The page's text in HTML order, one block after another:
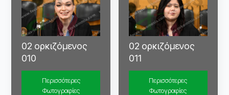
02 ορκιζόμενος
010
Περισσότερες
Φωτογραφίες
02 ορκιζόμενος
011
Περισσότερες
Φωτογραφίες